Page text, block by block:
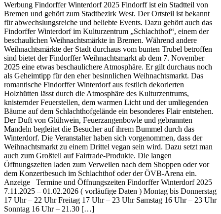
Werbung Findorffer Winterdorf 2025 Findorff ist ein Stadtteil von
Bremen und gehört zum Stadtbezirk West. Der Ortsteil ist bekannt
für abwechslungsreiche und beliebte Events. Dazu gehört auch das
Findorffer Winterdorf im Kulturzentrum „Schlachthof“, einem der
beschaulichen Weihnachtsmärkte in Bremen. Während andere
Weihnachtsmärkte der Stadt durchaus vom bunten Trubel betroffen
sind bietet der Findorffer Weihnachtsmarkt ab dem 7. November
2025 eine etwas beschaulichere Atmosphäre. Er gilt durchaus noch
als Geheimtipp für den eher besinnlichen Weihnachtsmarkt. Das
romantische Findorffer Winterdorf aus festlich dekorierten
Holzhütten lässt durch die Atmosphäre des Kulturzentrums,
knisternder Feuerstellen, dem warmen Licht und der umliegenden
Bäume auf dem Schlachthofgelände ein besonderes Flair entstehen.
Der Duft von Glühwein, Feuerzangenbowle und gebrannten
Mandeln begleitet die Besucher auf ihrem Bummel durch das
Winterdorf. Die Veranstalter haben sich vorgenommen, dass der
Weihnachtsmarkt zu einem Drittel vegan sein wird. Dazu setzt man
auch zum Großteil auf Fairtrade-Produkte. Die langen
Öffnungszeiten laden zum Verweilen nach dem Shoppen oder vor
dem Konzertbesuch im Schlachthof oder der ÖVB-Arena ein.
Anzeige Termine und Öffnungszeiten Findorffer Winterdorf 2025
7.11.2025 – 01.02.2026 ( vorläufige Daten ) Montag bis Donnerstag
17 Uhr – 22 Uhr Freitag 17 Uhr – 23 Uhr Samstag 16 Uhr – 23 Uhr
Sonntag 16 Uhr – 21.30 […]